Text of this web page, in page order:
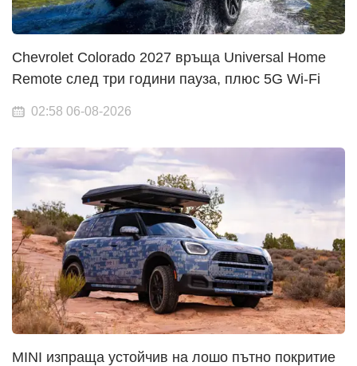
Chevrolet Colorado 2027 връща Universal Home
Remote след три години пауза, плюс 5G Wi-Fi
02:58 06-08-2026
MINI изпраща устойчив на лошо пътно покритие